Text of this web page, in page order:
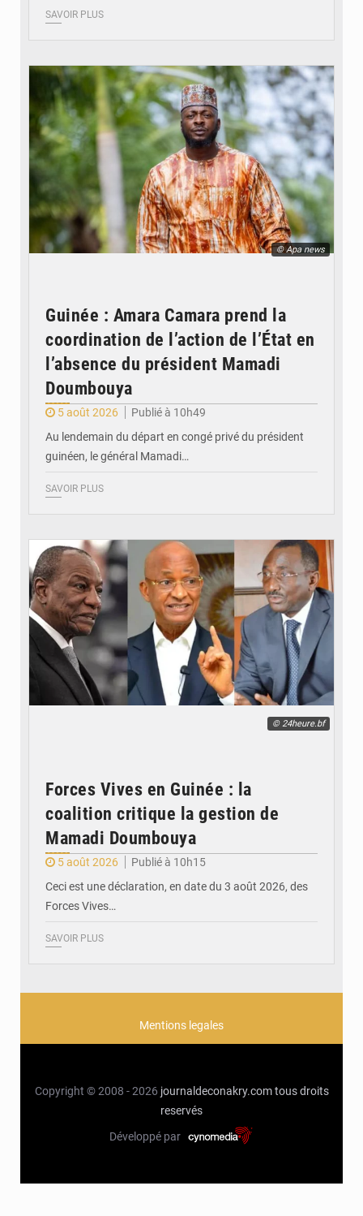
SAVOIR PLUS
© Apa news
Guinée : Amara Camara prend la
coordination de l’action de l’État en
l’absence du président Mamadi
Doumbouya
5 août 2026
Publié à 10h49
Au lendemain du départ en congé privé du président
guinéen, le général Mamadi…
SAVOIR PLUS
© 24heure.bf
Forces Vives en Guinée : la
coalition critique la gestion de
Mamadi Doumbouya
5 août 2026
Publié à 10h15
Ceci est une déclaration, en date du 3 août 2026, des
Forces Vives…
SAVOIR PLUS
Mentions legales
Copyright © 2008 - 2026 journaldeconakry.com tous droits
reservés
Développé par